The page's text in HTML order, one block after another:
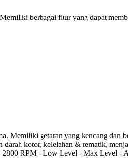
berbagai fitur yang dapat
Memiliki getaran yang kencang dan
darah kotor, kelelahan & rematik,
2800 RPM - Low Level - Max Level -